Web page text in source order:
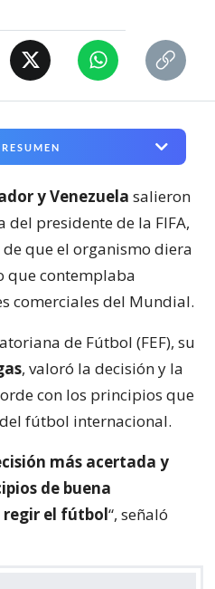
y Venezuela salieron
presidente de la FIFA,
de que el organismo diera
que contemplaba
comerciales del Mundial.
de Fútbol (FEF), su
, valoró la decisión y la
con los principios que
fútbol internacional.
más acertada y
de buena
regir el fútbol“, señaló